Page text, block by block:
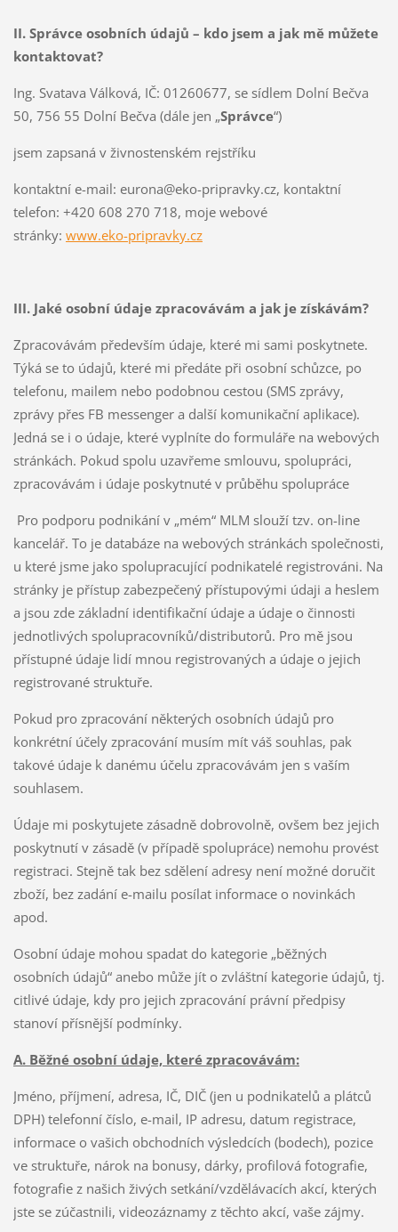
II. Správce osobních údajů – kdo jsem a jak mě můžete
kontaktovat?
Ing. Svatava Válková, IČ: 01260677, se sídlem Dolní Bečva
50, 756 55 Dolní Bečva (dále jen „Správce“)
jsem zapsaná v živnostenském rejstříku
kontaktní e-mail: eurona@eko-pripravky.cz, kontaktní
telefon: +420 608 270 718, moje webové
stránky: www.eko-pripravky.cz
III. Jaké osobní údaje zpracovávám a jak je získávám?
Zpracovávám především údaje, které mi sami poskytnete.
Týká se to údajů, které mi předáte při osobní schůzce, po
telefonu, mailem nebo podobnou cestou (SMS zprávy,
zprávy přes FB messenger a další komunikační aplikace).
Jedná se i o údaje, které vyplníte do formuláře na webových
stránkách. Pokud spolu uzavřeme smlouvu, spolupráci,
zpracovávám i údaje poskytnuté v průběhu spolupráce
Pro podporu podnikání v „mém“ MLM slouží tzv. on-line
kancelář. To je databáze na webových stránkách společnosti,
u které jsme jako spolupracující podnikatelé registrováni. Na
stránky je přístup zabezpečený přístupovými údaji a heslem
a jsou zde základní identifikační údaje a údaje o činnosti
jednotlivých spolupracovníků/distributorů. Pro mě jsou
přístupné údaje lidí mnou registrovaných a údaje o jejich
registrované struktuře.
Pokud pro zpracování některých osobních údajů pro
konkrétní účely zpracování musím mít váš souhlas, pak
takové údaje k danému účelu zpracovávám jen s vaším
souhlasem.
Údaje mi poskytujete zásadně dobrovolně, ovšem bez jejich
poskytnutí v zásadě (v případě spolupráce) nemohu provést
registraci. Stejně tak bez sdělení adresy není možné doručit
zboží, bez zadání e-mailu posílat informace o novinkách
apod.
Osobní údaje mohou spadat do kategorie „běžných
osobních údajů“ anebo může jít o zvláštní kategorie údajů, tj.
citlivé údaje, kdy pro jejich zpracování právní předpisy
stanoví přísnější podmínky.
A. Běžné osobní údaje, které zpracovávám:
Jméno, příjmení, adresa, IČ, DIČ (jen u podnikatelů a plátců
DPH) telefonní číslo, e-mail, IP adresu, datum registrace,
informace o vašich obchodních výsledcích (bodech), pozice
ve struktuře, nárok na bonusy, dárky, profilová fotografie,
fotografie z našich živých setkání/vzdělávacích akcí, kterých
jste se zúčastnili, videozáznamy z těchto akcí, vaše zájmy.